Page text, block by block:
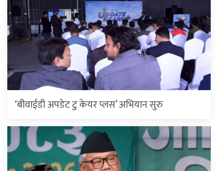
‘बीवाईडी अपडेट टु केयर प्लस’ अभियान सुरु